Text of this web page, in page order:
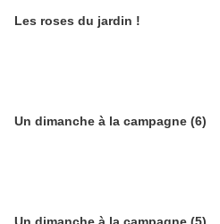
Les roses du jardin !
Un dimanche à la campagne (6)